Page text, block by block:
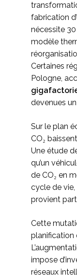
fabrication
nécessite 30
modèle
Certaines
Pologne,
devenues
Sur le plan
CO₂
Une étude
qu’un
de CO₂ en
cycle de vie,
provient
Cette
planification
impose
réseaux